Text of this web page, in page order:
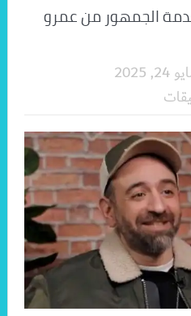
الجمهور من عمرو
2025